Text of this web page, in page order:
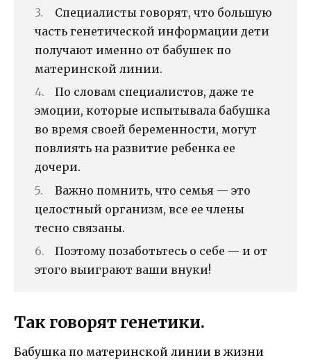
Специалисты говорят, что большую
часть генетической информации дети
получают именно от бабушек по
материнской линии.
По словам специалистов, даже те
эмоции, которые испытывала бабушка
во время своей беременности, могут
повлиять на развитие ребенка ее
дочери.
Важно помнить, что семья — это
целостный организм, все ее члены
тесно связаны.
Поэтому позаботьтесь о себе — и от
этого выиграют ваши внуки!
Так говорят генетики.
Бабушка по материнской линии в жизни